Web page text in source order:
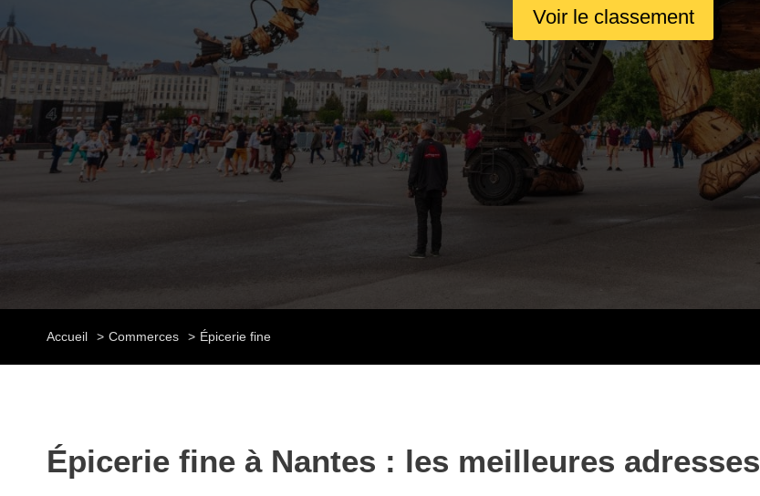
Voir le classement
Accueil Commerces Épicerie fine
Épicerie fine à Nantes : les meilleures adresses